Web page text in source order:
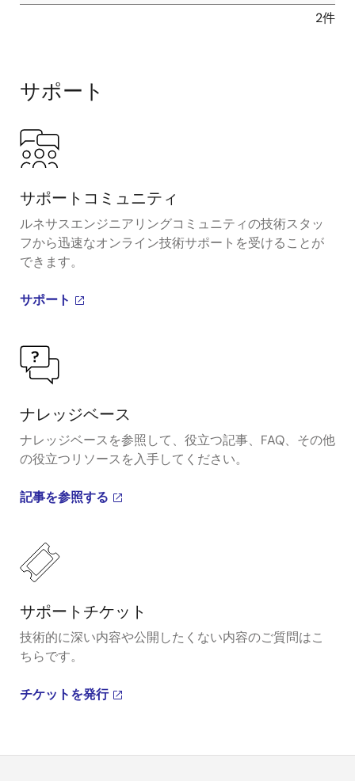
2件
サポート
サポートコミュニティ
ルネサスエンジニアリングコミュニティの技術スタッ
フから迅速なオンライン技術サポートを受けることが
できます。
サポート
ナレッジベース
ナレッジベースを参照して、役立つ記事、FAQ、その他
の役立つリソースを入手してください。
記事を参照する
サポートチケット
技術的に深い内容や公開したくない内容のご質問はこ
ちらです。
チケットを発行